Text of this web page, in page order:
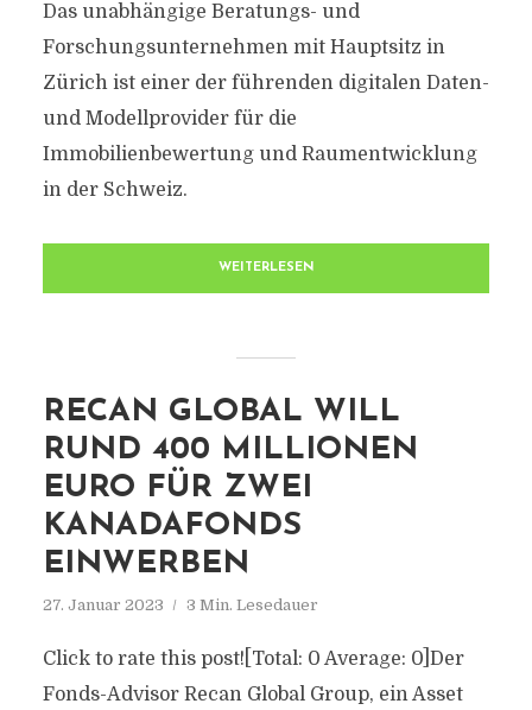
Das unabhängige Beratungs- und
Forschungsunternehmen mit Hauptsitz in
Zürich ist einer der führenden digitalen Daten-
und Modellprovider für die
Immobilienbewertung und Raumentwicklung
in der Schweiz.
WEITERLESEN
RECAN GLOBAL WILL
RUND 400 MILLIONEN
EURO FÜR ZWEI
KANADAFONDS
EINWERBEN
27. Januar 2023 3 Min. Lesedauer
Click to rate this post![Total: 0 Average: 0]Der
Fonds-Advisor Recan Global Group, ein Asset